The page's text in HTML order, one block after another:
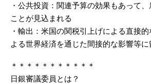
・公共投資：関連予算の効果もあって
ことが見込まれる
・輸出：米国の関税引上げによる直接
よる世界経済を通じた間接的な影響等
＊＊＊＊＊＊＊＊＊＊＊
日銀審議委員とは？